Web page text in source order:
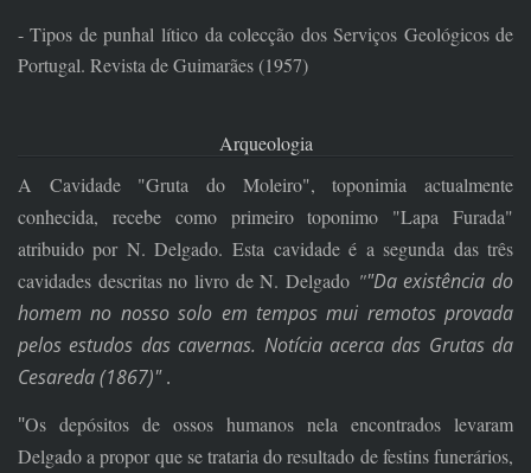
- Tipos de punhal lítico da colecção dos Serviços Geológicos de
Portugal. Revista de Guimarães (1957)
Arqueologia
A Cavidade "Gruta do Moleiro", toponimia actualmente
conhecida, recebe como primeiro toponimo "Lapa Furada"
atribuido por N. Delgado. Esta cavidade é a segunda das três
cavidades descritas no livro de N. Delgado ""Da existência do
homem no nosso solo em tempos mui remotos provada
pelos estudos das cavernas. Notícia acerca das Grutas da
Cesareda (1867)".
"Os depósitos de ossos humanos nela encontrados levaram
Delgado a propor que se trataria do resultado de festins funerários,